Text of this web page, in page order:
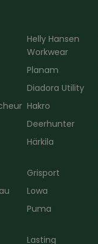
Helly Hansen
Workwear
Planam
Diadora Utility
Hakro
Deerhunter
Härkila
Grisport
Lowa
Puma
Lasting